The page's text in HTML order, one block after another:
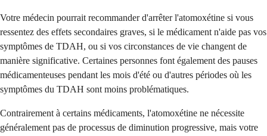
Votre médecin pourrait recommander d'arrêter l'atomoxétine si vous
ressentez des effets secondaires graves, si le médicament n'aide pas vos
symptômes de TDAH, ou si vos circonstances de vie changent de
manière significative. Certaines personnes font également des pauses
médicamenteuses pendant les mois d'été ou d'autres périodes où les
symptômes du TDAH sont moins problématiques.
Contrairement à certains médicaments, l'atomoxétine ne nécessite
généralement pas de processus de diminution progressive, mais votre